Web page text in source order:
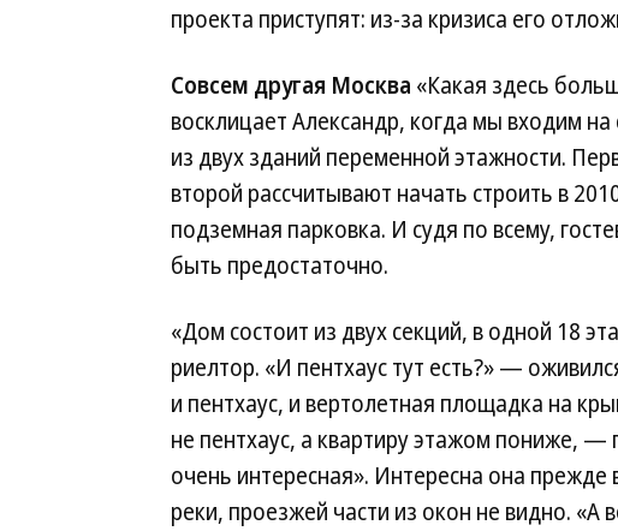
проекта приступят: из-за кризиса его
Совсем другая Москва «Какая здесь
восклицает Александр, когда мы входим
из двух зданий переменной этажности.
второй рассчитывают начать строить в
подземная парковка. И судя по всему,
быть предостаточно.
«Дом состоит из двух секций, в одной 18
риелтор. «И пентхаус тут есть?» —
и пентхаус, и вертолетная площадка на
не пентхаус, а квартиру этажом пониже,
очень интересная». Интересна она прежде
реки, проезжей части из окон не видно. «А